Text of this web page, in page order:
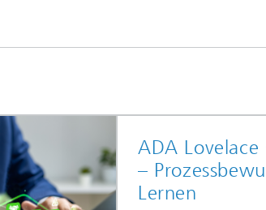
ADA Lovelace
–
Lernen